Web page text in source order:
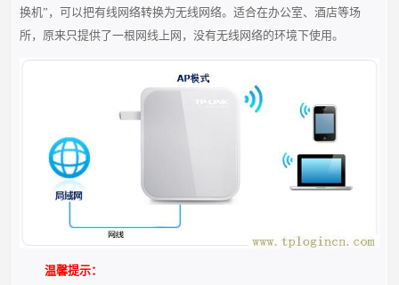
换机”，可以把有线网络转换为无线网络。适合在办公室、酒店等场
所，原来只提供了一根网线上网，没有无线网络的环境下使用。
温馨提示：